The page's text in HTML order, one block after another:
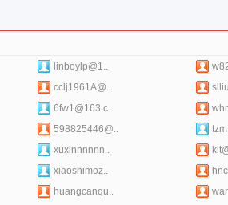
linboylp@1..
cclj1961A@..
6fw1@163.c..
598825446@..
xuxinnnnnn..
xiaoshimoz..
huangcanqu..